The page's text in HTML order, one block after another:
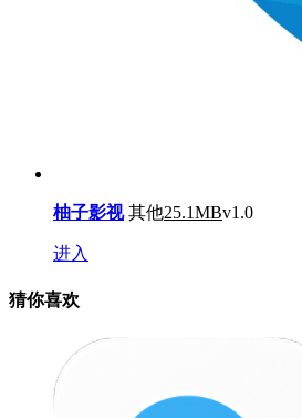
柚子影视 其他25.1MBv1.0
进入
猜你喜欢